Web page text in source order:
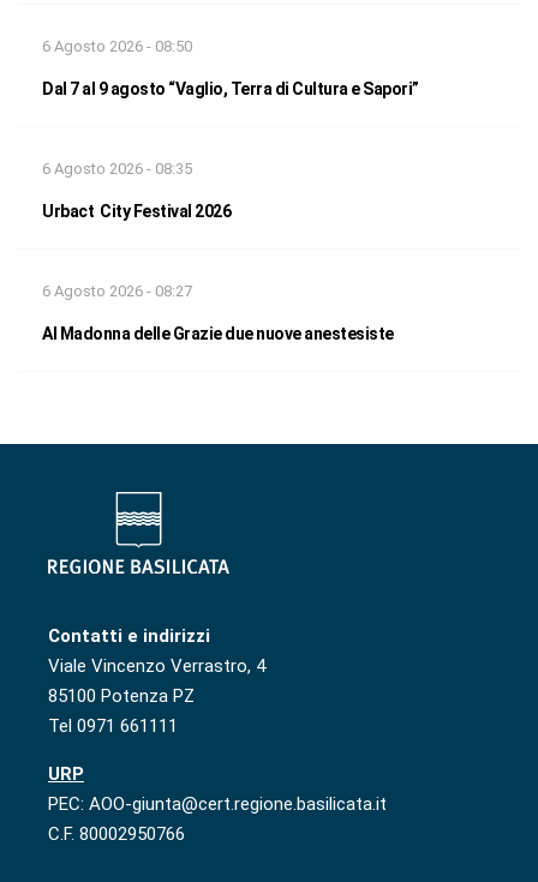
6 Agosto 2026 - 08:50
Dal 7 al 9 agosto “Vaglio, Terra di Cultura e Sapori”
6 Agosto 2026 - 08:35
Urbact City Festival 2026
6 Agosto 2026 - 08:27
Al Madonna delle Grazie due nuove anestesiste
Contatti e indirizzi
Viale Vincenzo Verrastro, 4
85100 Potenza PZ
Tel 0971 661111
URP
PEC: AOO-giunta@cert.regione.basilicata.it
C.F. 80002950766